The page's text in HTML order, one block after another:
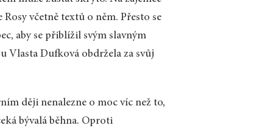
včetně textů o něm. Přesto se
aby se přiblížil svým slavným
Vlasta Dufková obdržela za svůj
ději nenalezne o moc víc než to,
bývalá běhna. Oproti